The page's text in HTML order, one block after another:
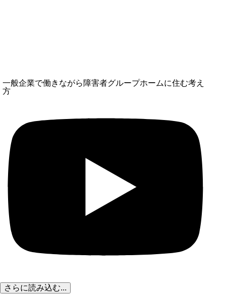
一般企業で働きながら障害者グループホームに住む考え
方
さらに読み込む...